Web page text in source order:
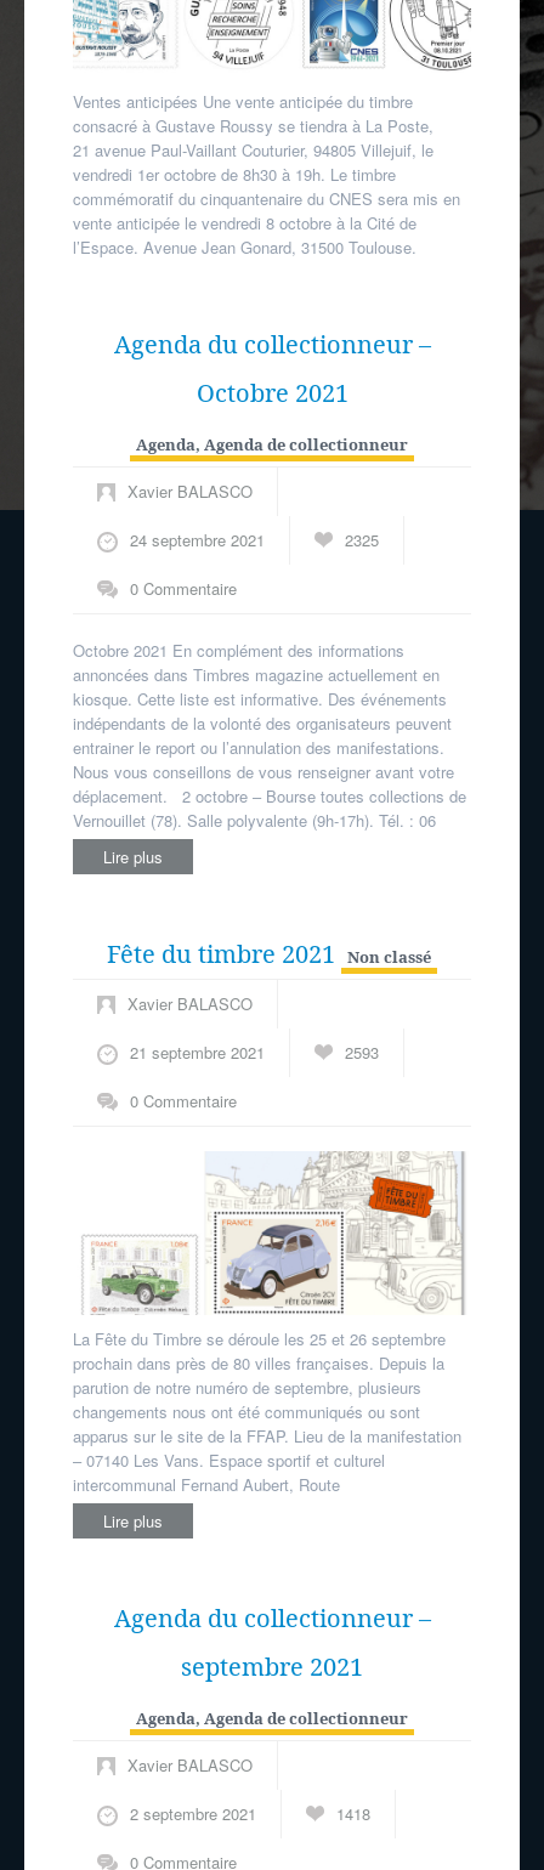
Ventes anticipées Une vente anticipée du timbre
consacré à Gustave Roussy se tiendra à La Poste,
21 avenue Paul-Vaillant Couturier, 94805 Villejuif, le
vendredi 1er octobre de 8h30 à 19h. Le timbre
commémoratif du cinquantenaire du CNES sera mis en
vente anticipée le vendredi 8 octobre à la Cité de
l’Espace. Avenue Jean Gonard, 31500 Toulouse.
Agenda du collectionneur –
Octobre 2021
Agenda, Agenda de collectionneur
Xavier BALASCO
24 septembre 2021 2325
0 Commentaire
Octobre 2021 En complément des informations
annoncées dans Timbres magazine actuellement en
kiosque. Cette liste est informative. Des événements
indépendants de la volonté des organisateurs peuvent
entrainer le report ou l’annulation des manifestations.
Nous vous conseillons de vous renseigner avant votre
déplacement. 2 octobre – Bourse toutes collections de
Vernouillet (78). Salle polyvalente (9h-17h). Tél. : 06
Lire plus
Fête du timbre 2021 Non classé
Xavier BALASCO
21 septembre 2021 2593
0 Commentaire
La Fête du Timbre se déroule les 25 et 26 septembre
prochain dans près de 80 villes françaises. Depuis la
parution de notre numéro de septembre, plusieurs
changements nous ont été communiqués ou sont
apparus sur le site de la FFAP. Lieu de la manifestation
– 07140 Les Vans. Espace sportif et culturel
intercommunal Fernand Aubert, Route
Lire plus
Agenda du collectionneur –
septembre 2021
Agenda, Agenda de collectionneur
Xavier BALASCO
2 septembre 2021 1418
0 Commentaire